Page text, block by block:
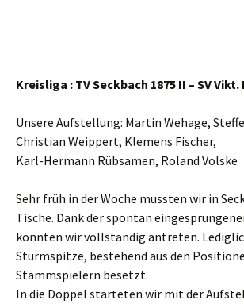
Kreisliga : TV Seckbach 1875 II – SV
Unsere Aufstellung: Martin Wehage,
Christian Weippert, Klemens Fischer,
Karl-Hermann Rübsamen, Roland Volske
Sehr früh in der Woche mussten wir in
Tische. Dank der spontan
konnten wir vollständig antreten.
Sturmspitze, bestehend aus den
Stammspielern besetzt.
In die Doppel starteten wir mit der